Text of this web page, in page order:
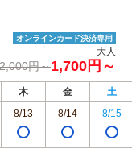
オンラインカード決済専用
大人
2,000円～1,700円～
木 金
土
8/13 8/14 8/15